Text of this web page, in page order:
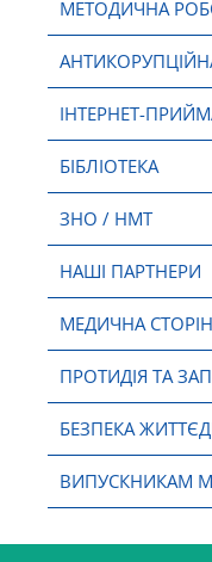
МЕТОДИЧНА
ІНТЕРНЕТ-
БІБЛІОТЕКА
ЗНО / НМТ
НАШІ ПАРТНЕРИ
МЕДИЧНА
ПРОТИДІЯ ТА
БЕЗПЕКА
ВИПУСКНИКАМ